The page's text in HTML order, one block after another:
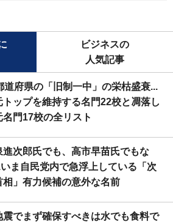
ビジネスの
人気記事
道府県の「旧制一中」の栄枯盛衰...
トップを維持する名門22校と凋落し
名門17校の全リスト
進次郎氏でも、高市早苗氏でもな
ま自民党内で急浮上している「次
相」有力候補の意外な名前
震でまず確保すべきは水でも食料で